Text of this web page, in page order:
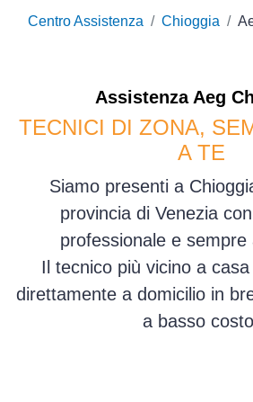
Centro Assistenza Chioggia
Assistenza Aeg
TECNICI DI ZONA,
A TE
Siamo presenti a
provincia di Venezia
professionale e sempre
Il tecnico più vicino a
direttamente a domicilio in
a basso